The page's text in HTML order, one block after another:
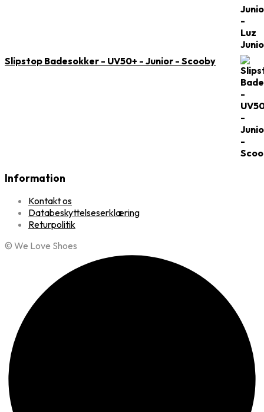
Slipstop Badesokker - UV50+ - Junior - Scooby
Information
Kontakt os
Databeskyttelseserklæring
Returpolitik
© We Love Shoes